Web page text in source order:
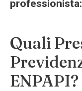
Quali
ENPAPI?